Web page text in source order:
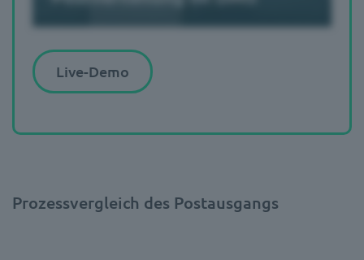
Live-Demo
Prozessvergleich des Postausgangs